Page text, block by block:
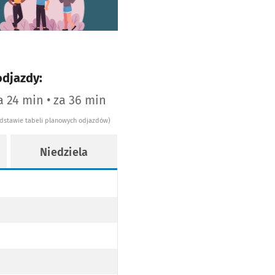
24 min • za 36 min
tabeli planowych odjazdów)
Niedziela
6
7